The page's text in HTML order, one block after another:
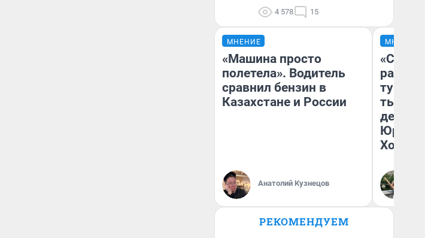
4 578 15
МНЕНИЕ
«Машина просто
полетела». Водитель
сравнил бензин в
Казахстане и России
Анатолий Кузнецов
МНЕНИЕ
тысяч,
день
РЕКОМЕНДУЕМ